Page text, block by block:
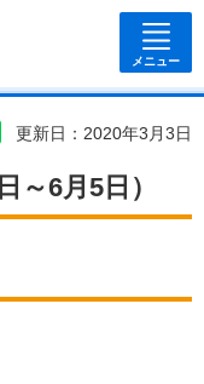
メニュー
更新日：2020年3月3日
～6月5日）